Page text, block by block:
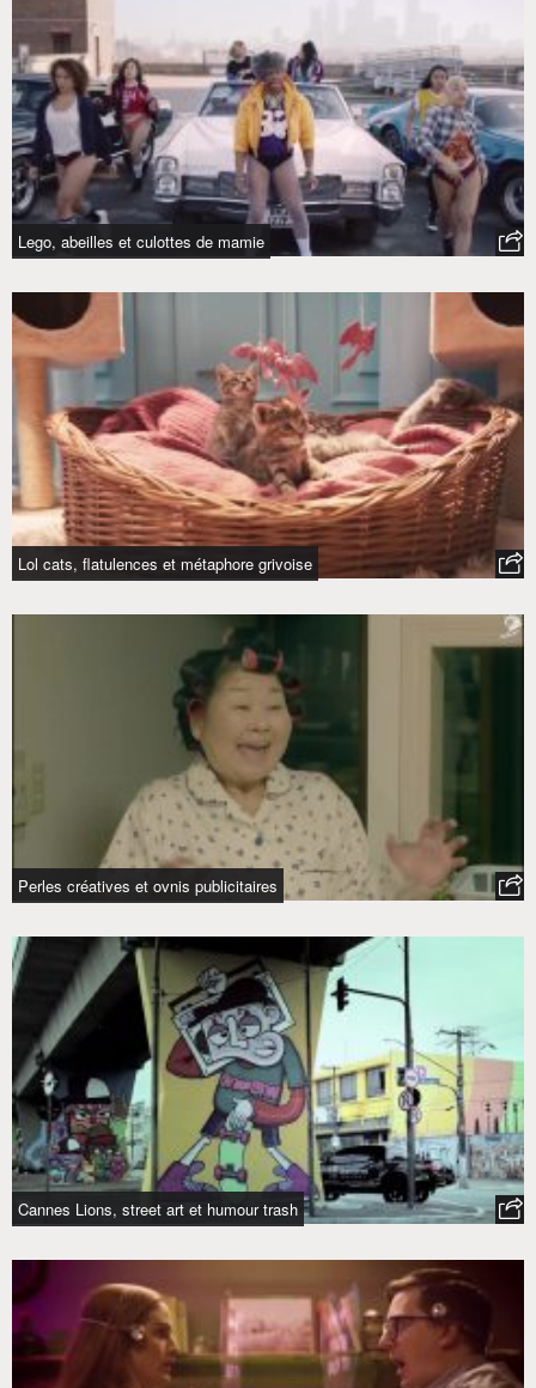
Lego, abeilles et culottes de mamie
Lol cats, flatulences et métaphore grivoise
Perles créatives et ovnis publicitaires
Cannes Lions, street art et humour trash